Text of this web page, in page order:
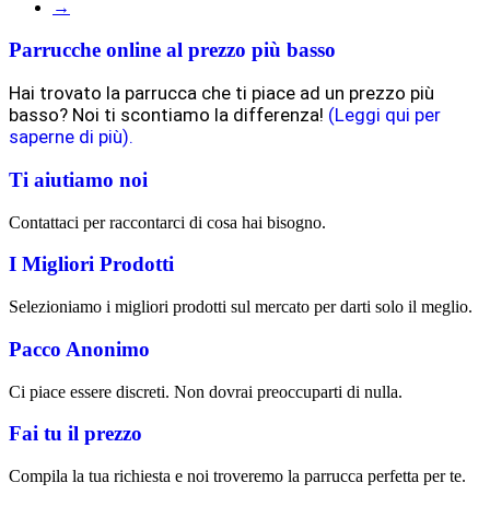
→
Parrucche online al prezzo più basso
Hai trovato la parrucca che ti piace ad un prezzo più
basso? Noi ti scontiamo la differenza! (Leggi qui per
saperne di più).
Ti aiutiamo noi
Contattaci per raccontarci di cosa hai bisogno.
I Migliori Prodotti
Selezioniamo i migliori prodotti sul mercato per darti solo il meglio.
Pacco Anonimo
Ci piace essere discreti. Non dovrai preoccuparti di nulla.
Fai tu il prezzo
Compila la tua richiesta e noi troveremo la parrucca perfetta per te.